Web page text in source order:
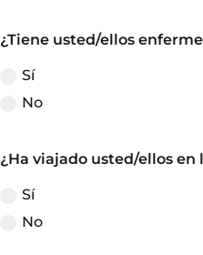
¿Tiene usted/ellos
Sí
No
¿Ha viajado usted/ellos en
Sí
No